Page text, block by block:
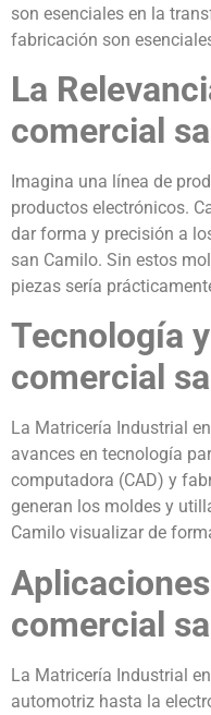
son esenciales en la
fabricación son
La
comercial
Imagina una línea de
productos electrónicos.
dar forma y precisión a
san Camilo. Sin estos
piezas sería
Tecnología
comercial
La Matricería Industrial
avances en tecnología
computadora (CAD) y
generan los moldes y
Camilo visualizar de
comercial
La Matricería Industrial
automotriz hasta la